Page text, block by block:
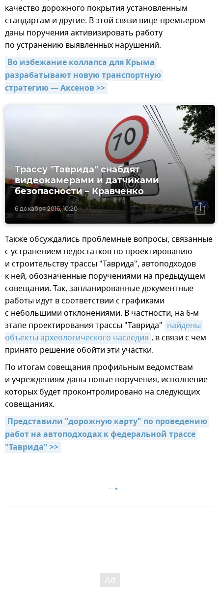
качество дорожного покрытия установленным
стандартам и другие. В этой связи вице-премьером
даны поручения активизировать работу
по устранению выявленных нарушений.
Во избежание коллапса для Крыма
разрабатывают новую транспортную
стратегию — Аксенов >>
6 декабря 2016, 10:20
Трассу "Таврида" снабдят
видеокамерами и датчиками
безопасности – Кравченко
Также обсуждались проблемные вопросы, связанные
с устранением недостатков по проектированию
и строительству трассы "Таврида", автоподходов
к ней, обозначенные поручениями на предыдущем
совещании. Так, запланированные документные
работы идут в соответствии с графиками
с небольшими отклонениями. В частности, на 6-м
этапе проектирования трассы "Таврида" найдены
объекты археологического наследия , в связи с чем
принято решение обойти эти участки.
По итогам совещания профильным ведомствам
и учреждениям даны новые поручения, исполнение
которых будет проконтролировано на следующих
совещаниях.
Представили "дорожную карту" по проведению
работ на автоподходах к федеральной трассе
"Таврида" >>